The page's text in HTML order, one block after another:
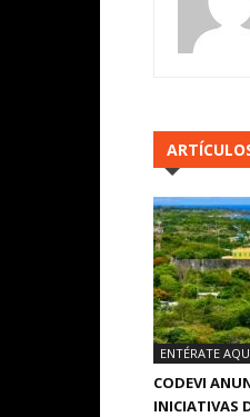
ENTÉRATE
CODEVI
INICIATIVAS